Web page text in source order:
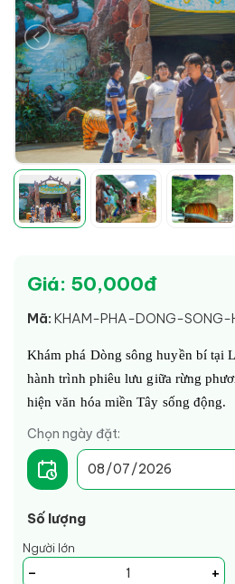
Giá: 50,000đ
Mã: KHAM-PHA-DONG-SONG-
Khám phá Dòng sông huyền bí tại
hành trình phiêu lưu giữa rừng
hiện văn hóa miền Tây sống động.
Chọn ngày đặt:
Số lượng
Người lớn
- +